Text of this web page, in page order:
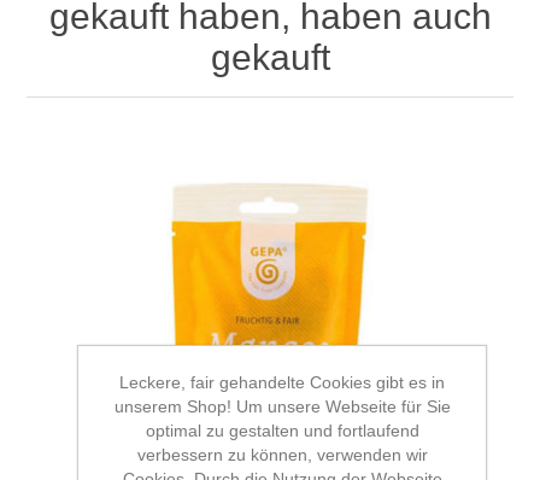
gekauft haben, haben auch
gekauft
Leckere, fair gehandelte Cookies gibt es in
unserem Shop! Um unsere Webseite für Sie
optimal zu gestalten und fortlaufend
verbessern zu können, verwenden wir